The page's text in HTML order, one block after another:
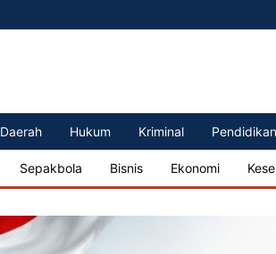
Daerah Hukum Kriminal Pendidikan
Sepakbola Bisnis Ekonomi